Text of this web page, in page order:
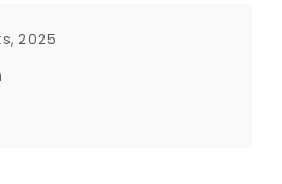
2025